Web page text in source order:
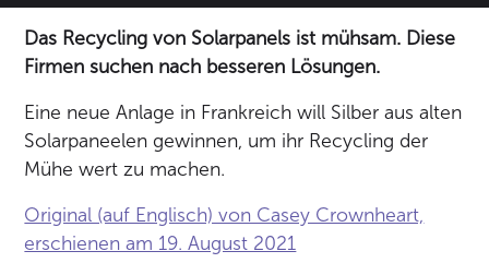
Das Recycling von Solarpanels ist mühsam. Diese
Firmen suchen nach besseren Lösungen.
Eine neue Anlage in Frankreich will Silber aus alten
Solarpaneelen gewinnen, um ihr Recycling der
Mühe wert zu machen.
Original (auf Englisch) von Casey Crownheart,
erschienen am 19. August 2021